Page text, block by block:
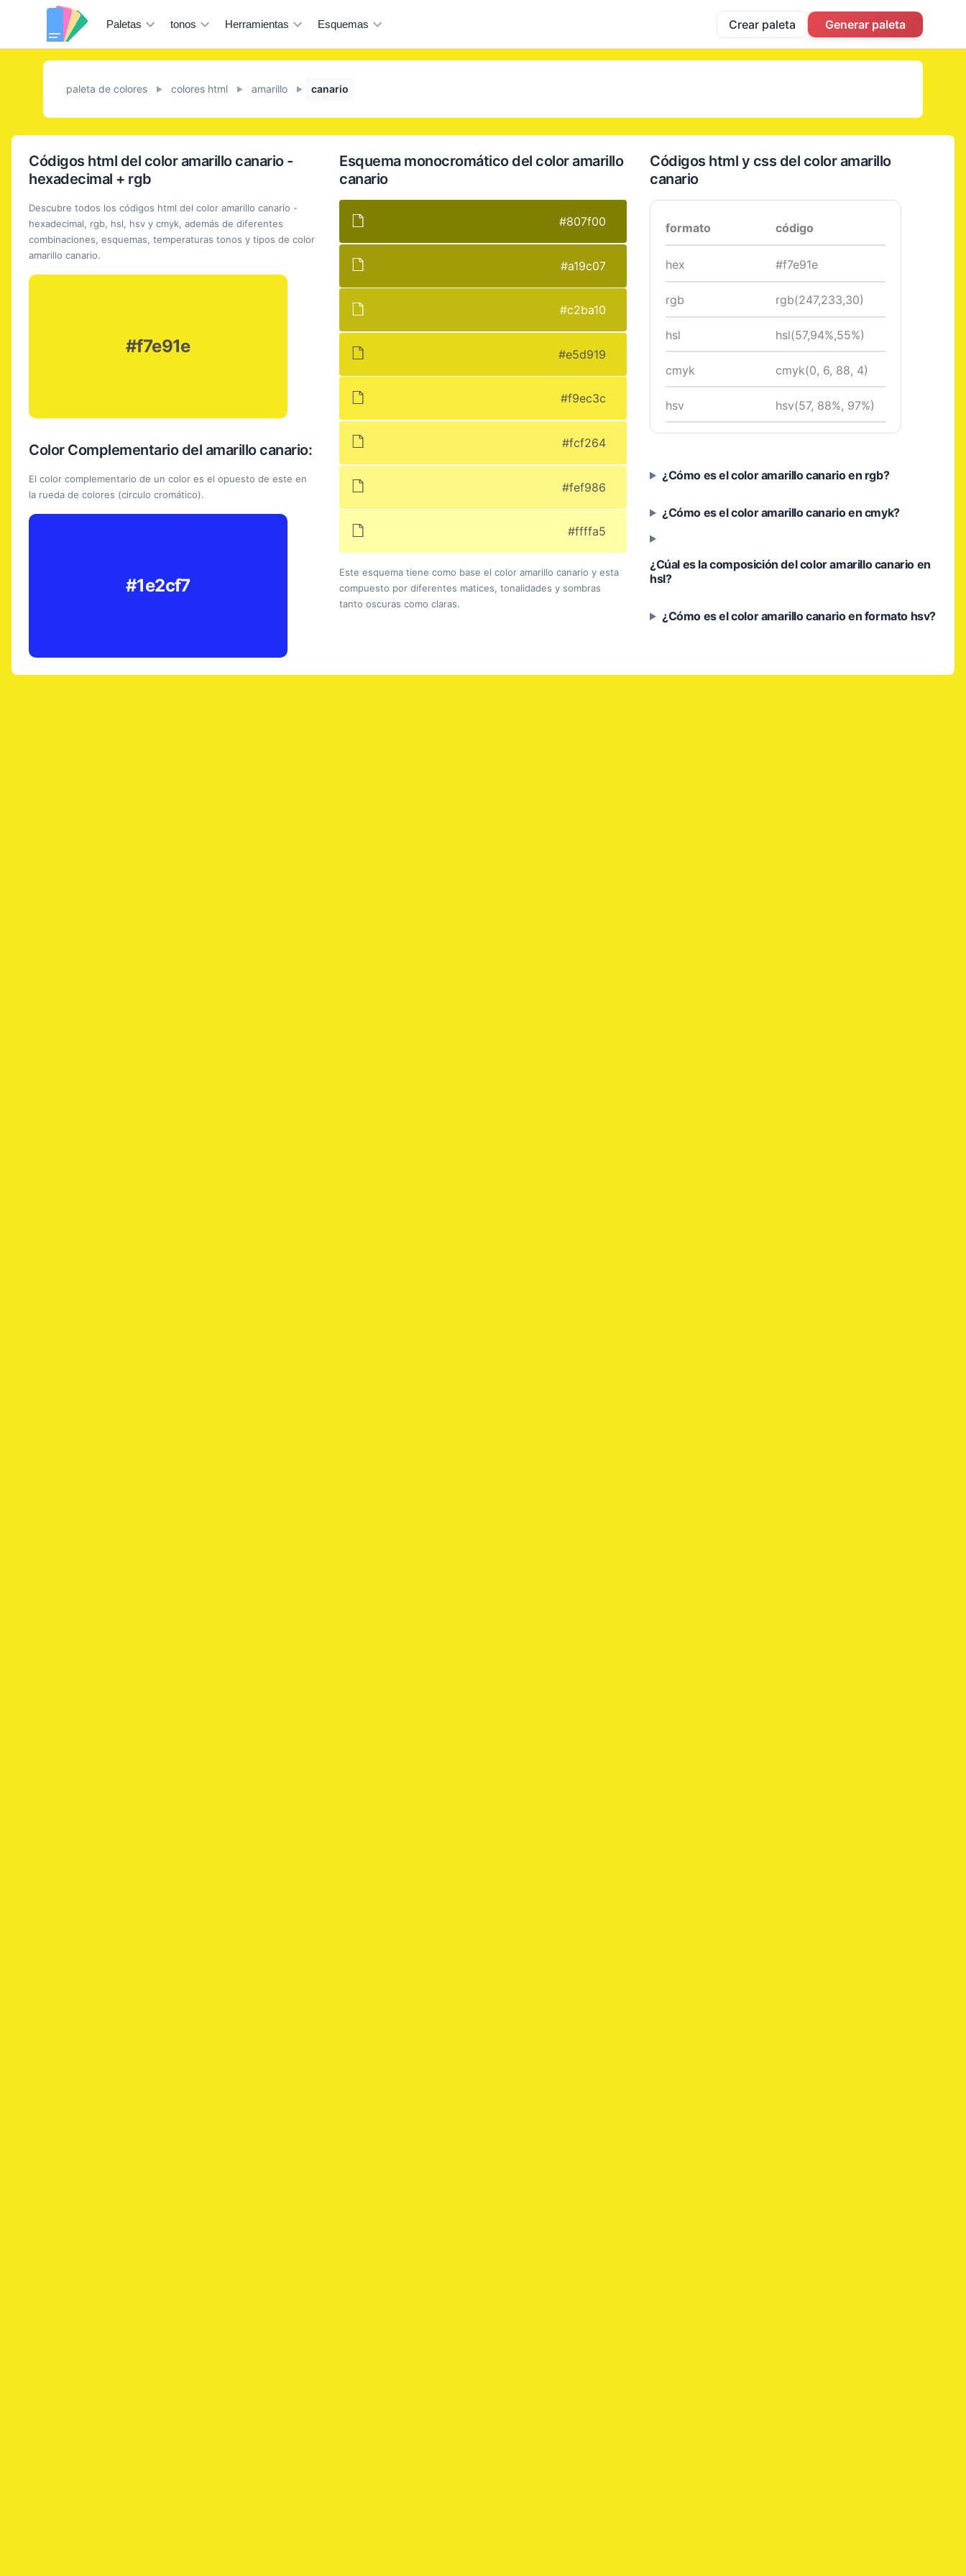
Paletas tonos Herramientas Esquemas Crear paleta Generar paleta
paleta de colores ► colores html ► amarillo ► canario
Códigos html del color amarillo canario -
hexadecimal + rgb
Descubre todos los códigos html del color amarillo canario -
hexadecimal, rgb, hsl, hsv y cmyk, además de diferentes
combinaciones, esquemas, temperaturas tonos y tipos de color
amarillo canario.
#f7e91e
Color Complementario del amarillo canario:
El color complementario de un color es el opuesto de este en
la rueda de colores (circulo cromático).
#1e2cf7
Esquema monocromático del color amarillo
canario
#807f00
#a19c07
#c2ba10
#e5d919
#f9ec3c
#fcf264
#fef986
#ffffa5
Este esquema tiene como base el color amarillo canario y esta
compuesto por diferentes matices, tonalidades y sombras
tanto oscuras como claras.
Códigos html y css del color amarillo
canario
formato código
hex #f7e91e
rgb rgb(247,233,30)
hsl hsl(57,94%,55%)
cmyk cmyk(0, 6, 88, 4)
hsv hsv(57, 88%, 97%)
¿Cómo es el color amarillo canario en rgb?
¿Cómo es el color amarillo canario en cmyk?
¿Cúal es la composición del color amarillo canario en
hsl?
¿Cómo es el color amarillo canario en formato hsv?